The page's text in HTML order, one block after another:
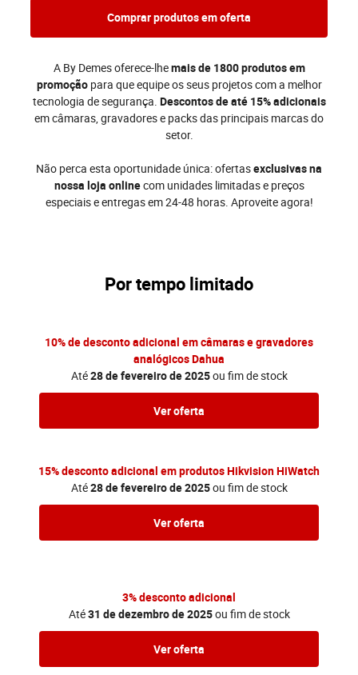
Comprar produtos em oferta
A By Demes oferece-lhemais de 1800 produtos em
promoçãopara que equipe os seus projetos com a melhor
tecnologia de segurança. Descontos de até 15% adicionais
em câmaras, gravadores e packs das principais marcas do
setor.
Não perca esta oportunidade única: ofertasexclusivas na
nossa loja onlinecom unidades limitadas e preços
especiais e entregas em 24-48 horas. Aproveite agora!
Por tempo limitado
10% de desconto adicional em câmaras e gravadores
analógicos Dahua
Até28 defevereirode 2025ou fim de stock
Ver oferta
15% desconto adicional em produtos Hikvision HiWatch
Até28 defevereirode 2025ou fim de stock
Ver oferta
3% desconto adicional
Até31 dedezembrode 2025ou fim de stock
Ver oferta